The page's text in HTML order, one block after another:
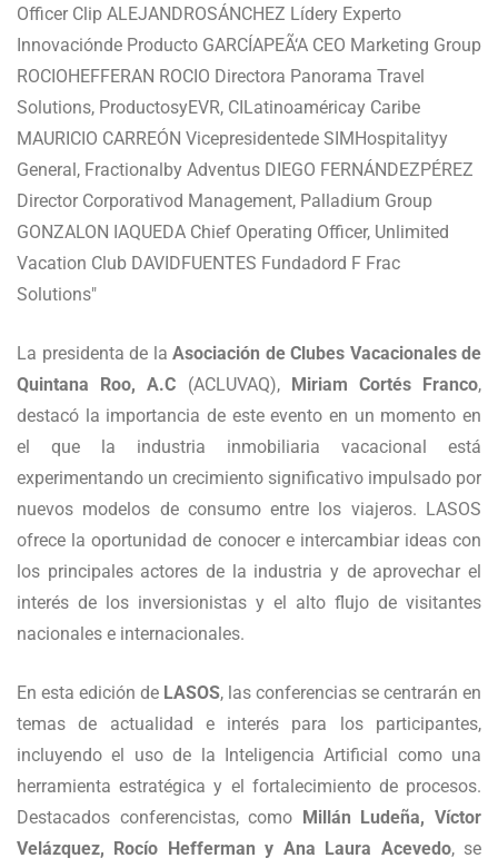
La presidenta de la Asociación de Clubes Vacacionales de
Quintana Roo, A.C (ACLUVAQ), Miriam Cortés Franco,
destacó la importancia de este evento en un momento en
el que la industria inmobiliaria vacacional está
experimentando un crecimiento significativo impulsado por
nuevos modelos de consumo entre los viajeros. LASOS
ofrece la oportunidad de conocer e intercambiar ideas con
los principales actores de la industria y de aprovechar el
interés de los inversionistas y el alto flujo de visitantes
nacionales e internacionales.
En esta edición de LASOS, las conferencias se centrarán en
temas de actualidad e interés para los participantes,
incluyendo el uso de la Inteligencia Artificial como una
herramienta estratégica y el fortalecimiento de procesos.
Destacados conferencistas, como
Millán Ludeña, Víctor
Velázquez, Rocío Hefferman y Ana Laura Acevedo, se